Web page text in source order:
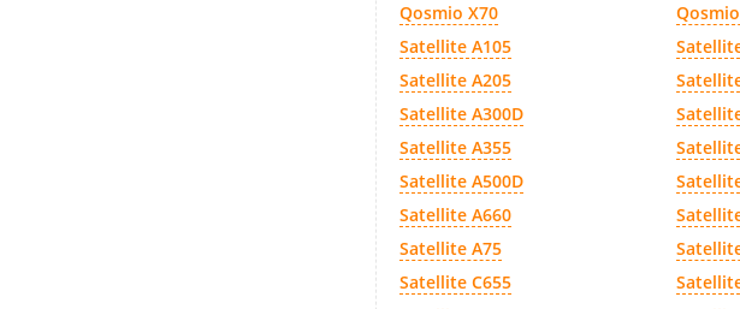
Qosmio X70
Satellite A105
Satellite A205
Satellite A300D
Satellite A355
Satellite A500D
Satellite A660
Satellite A75
Satellite C655